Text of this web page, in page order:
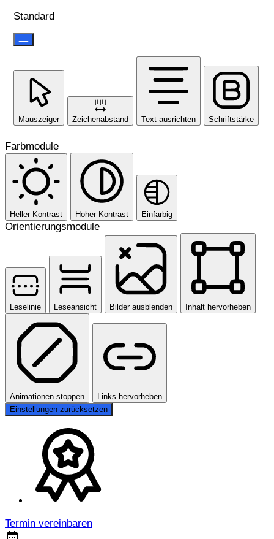
Standard
Mauszeiger Zeichenabstand Text ausrichten Schriftstärke
Farbmodule
Heller Kontrast Hoher Kontrast Einfarbig
Orientierungsmodule
Leselinie Leseansicht Bilder ausblenden Inhalt hervorheben
Animationen stoppen
Links hervorheben
Einstellungen zurücksetzen
Termin vereinbaren